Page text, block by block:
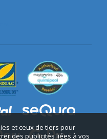
et ceux de tiers pour
des publicités liées à vos